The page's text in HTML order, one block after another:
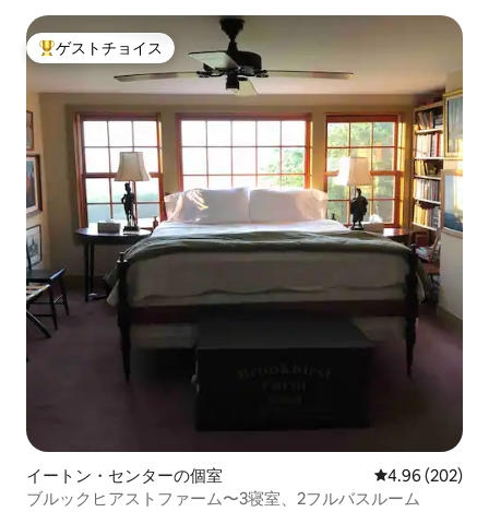
大好評のゲストチョイスです。
ゲストチョイス
イートン・センターの個室 レビュー202
4.96 (202)
ブルックヒアストファーム〜3寝室、2フルバスルーム